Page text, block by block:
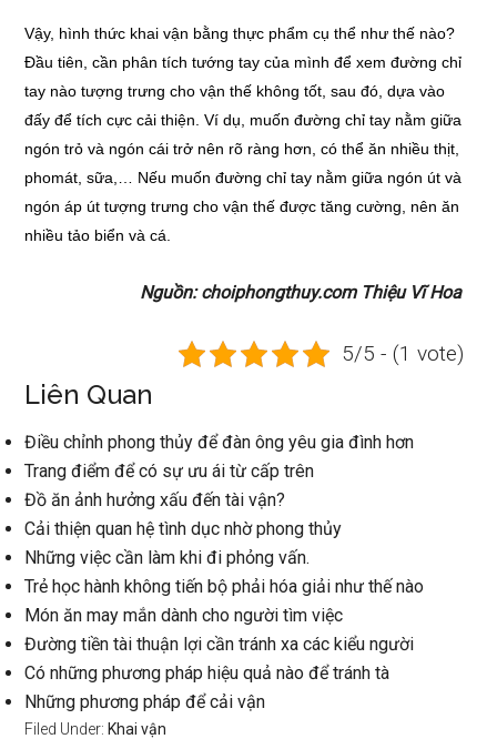
Vậy, hình thức khai vận bằng thực phẩm cụ thể như thế nào?
Đầu tiên, cần phân tích tướng tay của mình để xem đường chỉ
tay nào tượng trưng cho vận thế không tốt, sau đó, dựa vào
đấy để tích cực cải thiện. Ví dụ, muốn đường chỉ tay nằm giữa
ngón trỏ và ngón cái trở nên rõ ràng hơn, có thể ăn nhiều thịt,
phomát, sữa,… Nếu muốn đường chỉ tay nằm giữa ngón út và
ngón áp út tượng trưng cho vận thế được tăng cường, nên ăn
nhiều tảo biển và cá.
Nguồn: choiphongthuy.com Thiệu Vĩ Hoa
5/5 - (1 vote)
Liên Quan
Điều chỉnh phong thủy để đàn ông yêu gia đình hơn
Trang điểm để có sự ưu ái từ cấp trên
Đồ ăn ảnh hưởng xấu đến tài vận?
Cải thiện quan hệ tình dục nhờ phong thủy
Những việc cần làm khi đi phỏng vấn.
Trẻ học hành không tiến bộ phải hóa giải như thế nào
Món ăn may mắn dành cho người tìm việc
Đường tiền tài thuận lợi cần tránh xa các kiểu người
Có những phương pháp hiệu quả nào để tránh tà
Những phương pháp để cải vận
Filed Under: Khai vận